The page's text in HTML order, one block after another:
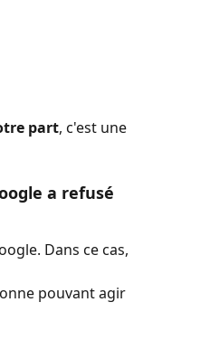
part, c'est une
a refusé
Dans ce cas,
pouvant agir